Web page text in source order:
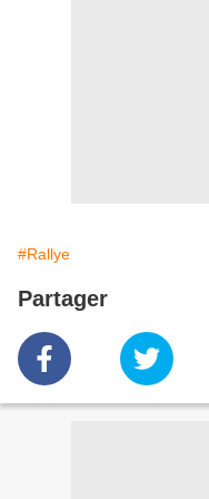
#Rallye
Partager